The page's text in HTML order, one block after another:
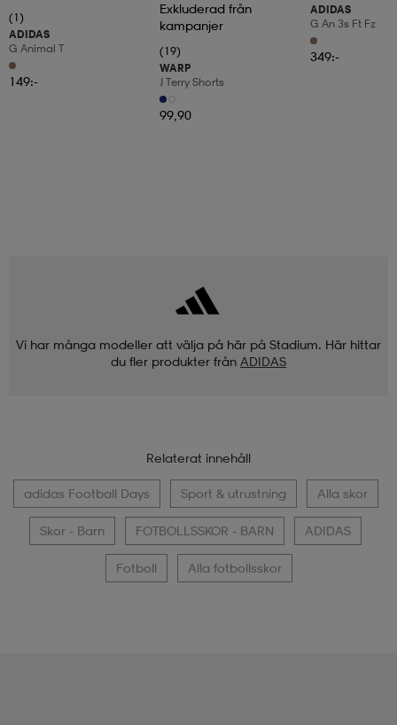
(1)
ADIDAS
G Animal T
149:-
Exkluderad från
kampanjer
(19)
WARP
J Terry Shorts
99,90
ADIDAS
G An 3s Ft Fz
349:-
Vi har många modeller att välja på här på Stadium. Här hittar
du fler produkter från ADIDAS
Relaterat innehåll
adidas Football Days Sport & utrustning Alla skor
Skor - Barn FOTBOLLSSKOR - BARN ADIDAS
Fotboll Alla fotbollsskor